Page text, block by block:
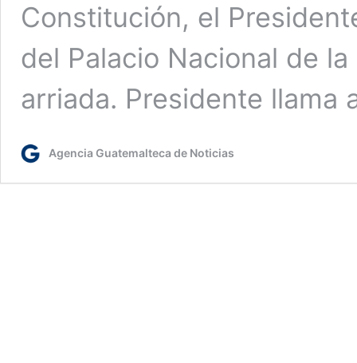
Constitución, el
del Palacio Nacional de
arriada. Presidente llama
Agencia Guatemalteca de Noticias